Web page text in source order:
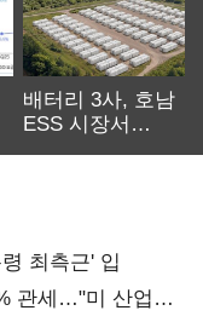
배터리 3사, 호남
ESS 시장서
최측근' 입
관세…"미 산업